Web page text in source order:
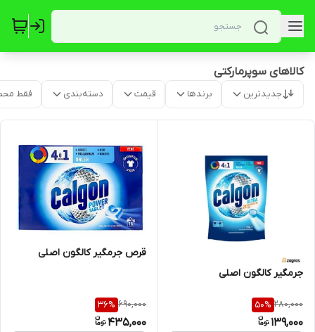
کالاهای سوپرمارکتی
جدیدترین برندها قیمت دسته‌بندی فقط
جرمگیر کالگون اصلی
280,000
50%
139,000
قرص جرمگیر کالگون اصلی
690,000
36%
435,000